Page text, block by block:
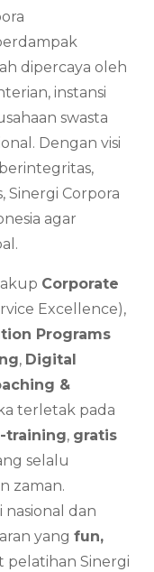
dipercaya oleh
instansi
swasta
Dengan visi
Sinergi Corpora
agar
Corporate
Excellence),
Programs
, Digital
&
terletak pada
training, gratis
selalu
zaman.
dan
yangfun,
pelatihan Sinergi